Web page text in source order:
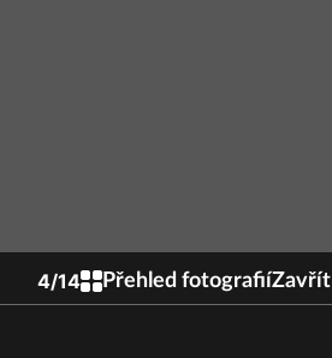
4/14 Přehled fotografiíZavřít